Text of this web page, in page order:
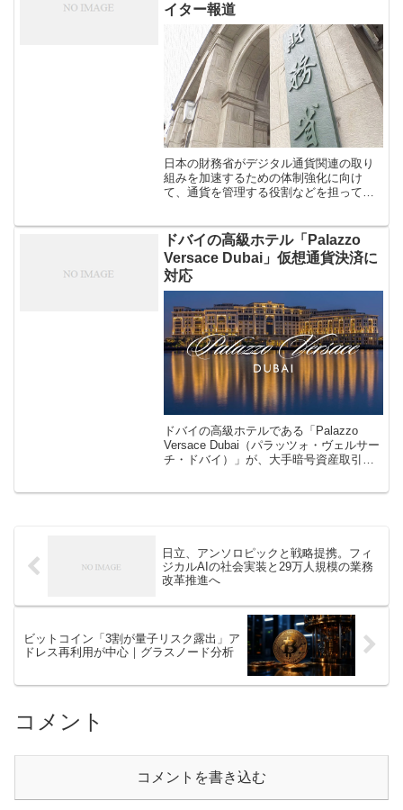
イター報道
日本の財務省がデジタル通貨関連の取り
組みを加速するための体制強化に向け
て、通貨を管理する役割などを担ってい
ー」の報道で明らかになりました。 こち
らから […]
ドバイの高級ホテル「Palazzo
Versace Dubai」仮想通貨決済に
対応
ドバイの高級ホテルである「Palazzo
Versace Dubai（パラッツォ・ヴェルサー
チ・ドバイ）」が、大手暗号資産取引所
日立、アンソロピックと戦略提携。フィ
ジカルAIの社会実装と29万人規模の業務
改革推進へ
ビットコイン「3割が量子リスク露出」ア
ドレス再利用が中心｜グラスノード分析
コメント
コメントを書き込む